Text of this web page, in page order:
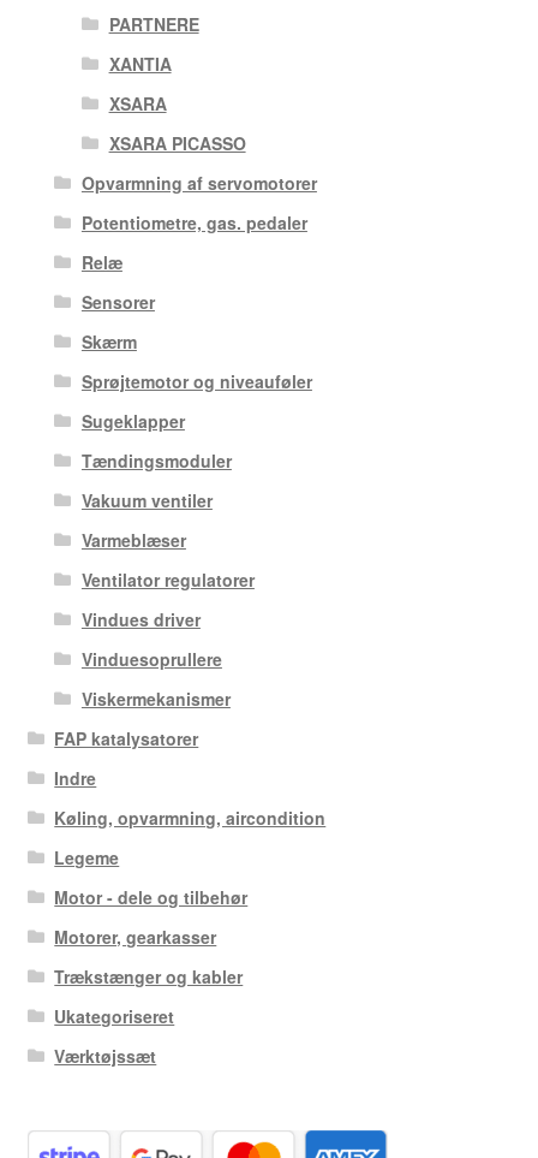
PARTNERE
XANTIA
XSARA
XSARA PICASSO
Opvarmning af servomotorer
Potentiometre, gas. pedaler
Relæ
Sensorer
Skærm
Sprøjtemotor og niveauføler
Sugeklapper
Tændingsmoduler
Vakuum ventiler
Varmeblæser
Ventilator regulatorer
Vindues driver
Vinduesoprullere
Viskermekanismer
FAP katalysatorer
Indre
Køling, opvarmning, aircondition
Legeme
Motor - dele og tilbehør
Motorer, gearkasser
Trækstænger og kabler
Ukategoriseret
Værktøjssæt